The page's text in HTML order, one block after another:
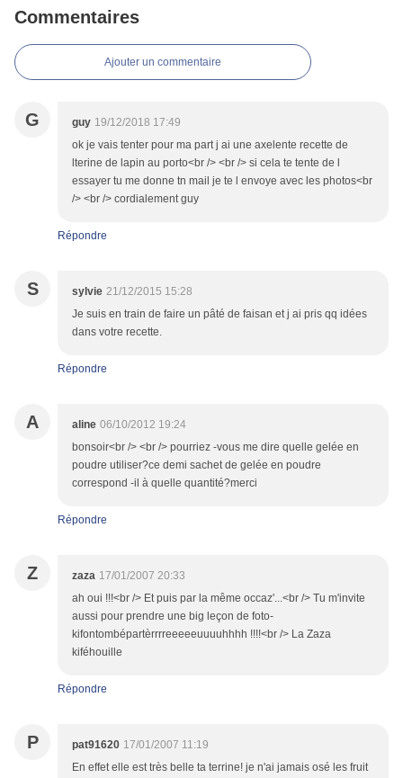
Commentaires
Ajouter un commentaire
G guy 19/12/2018 17:49
ok je vais tenter pour ma part j ai une axelente recette de
lterine de lapin au porto<br /> <br /> si cela te tente de l
essayer tu me donne tn mail je te l envoye avec les photos<br
/> <br /> cordialement guy
Répondre
S sylvie 21/12/2015 15:28
Je suis en train de faire un pâté de faisan et j ai pris qq idées
dans votre recette.
Répondre
A aline 06/10/2012 19:24
bonsoir<br /> <br /> pourriez -vous me dire quelle gelée en
poudre utiliser?ce demi sachet de gelée en poudre
correspond -il à quelle quantité?merci
Répondre
Z zaza 17/01/2007 20:33
ah oui !!!<br /> Et puis par la même occaz'...<br /> Tu m'invite
aussi pour prendre une big leçon de foto-
kifontombépartèrrrreeeeeuuuuhhhh !!!!<br /> La Zaza
kiféhouille
Répondre
P pat91620 17/01/2007 11:19
En effet elle est très belle ta terrine! je n'ai jamais osé les fruit